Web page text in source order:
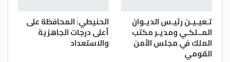
تـعيـيـن رئيـس الديـوان
المــلكـي ومديـر مكتب
الملك في مجلس الأمن
القومي
الحنيطي: المحافظة على
أعلى درجات الجاهزية
والاستعداد